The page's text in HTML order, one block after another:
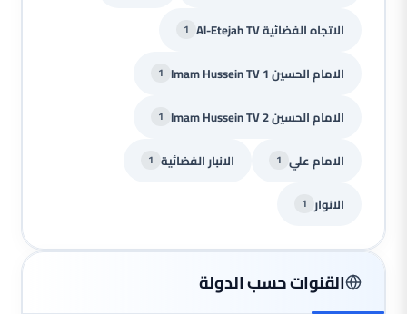
الاتجاه الفضائية Al-Etejah TV 1
الامام الحسين Imam Hussein TV 1 1
الامام الحسين Imam Hussein TV 2 1
الامام علي 1 الانبار الفضائية 1
الانوار 1
القنوات حسب الدولة